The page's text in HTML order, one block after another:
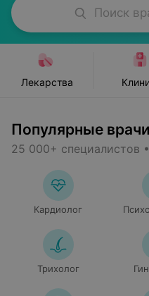
Поиск
Лекарства
Популярные врачи
25 000+ специалистов
Кардиолог
Трихолог